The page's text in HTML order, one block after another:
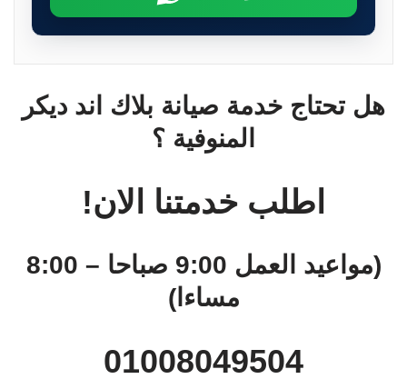
هل تحتاج خدمة صيانة بلاك اند ديكر
المنوفية ؟
اطلب خدمتنا الان!
(مواعيد العمل 9:00 صباحا – 8:00
مساءا)
01008049504